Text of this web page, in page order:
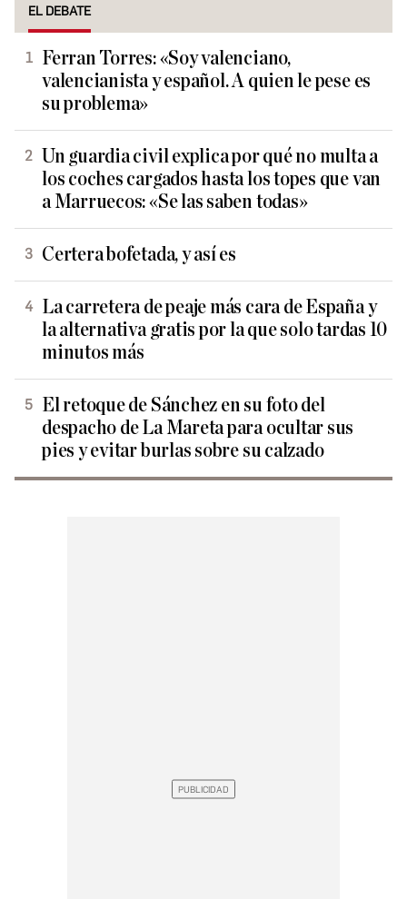
EL DEBATE
Ferran Torres: «Soy valenciano,
valencianista y español. A quien le pese es
su problema»
Un guardia civil explica por qué no multa a
los coches cargados hasta los topes que van
a Marruecos: «Se las saben todas»
Certera bofetada, y así es
La carretera de peaje más cara de España y
la alternativa gratis por la que solo tardas 10
minutos más
El retoque de Sánchez en su foto del
despacho de La Mareta para ocultar sus
pies y evitar burlas sobre su calzado